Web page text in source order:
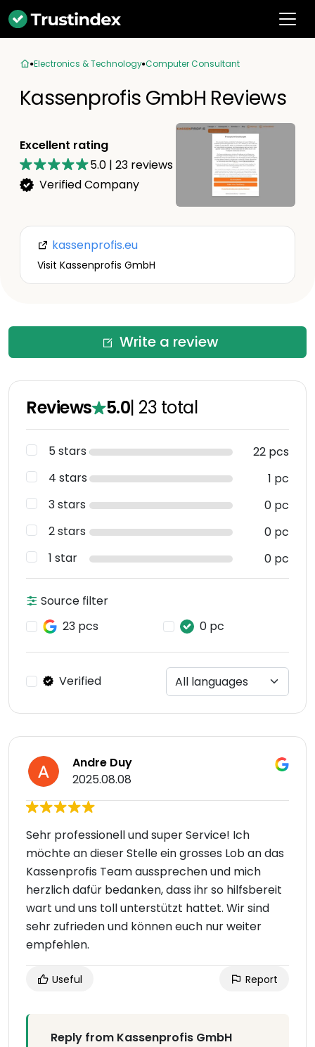
Electronics & Technology Computer Consultant
Kassenprofis GmbH Reviews
Excellent rating
5.0 | 23 reviews
Verified Company
kassenprofis.eu
Visit Kassenprofis GmbH
Write a review
Reviews 5.0| 23 total
5 stars
22 pcs
4 stars
1 pc
3 stars
0 pc
2 stars
0 pc
1 star
0 pc
Source filter
23 pcs
0 pc
Verified
Andre Duy
2025.08.08
Sehr professionell und super Service! Ich
möchte an dieser Stelle ein grosses Lob an das
Kassenprofis Team aussprechen und mich
herzlich dafür bedanken, dass ihr so hilfsbereit
wart und uns toll unterstützt hattet. Wir sind
sehr zufrieden und können euch nur weiter
empfehlen.
Useful Report
Reply from Kassenprofis GmbH